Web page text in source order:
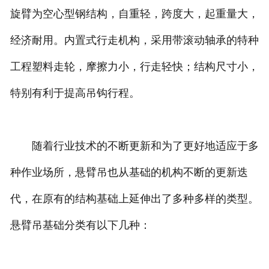
旋臂为空心型钢结构，自重轻，跨度大，起重量大，
经济耐用。内置式行走机构，采用带滚动轴承的特种
工程塑料走轮，摩擦力小，行走轻快；结构尺寸小，
特别有利于提高吊钩行程。
随着行业技术的不断更新和为了更好地适应于多
种作业场所，悬臂吊也从基础的机构不断的更新迭
代，在原有的结构基础上延伸出了多种多样的类型。
悬臂吊基础分类有以下几种：